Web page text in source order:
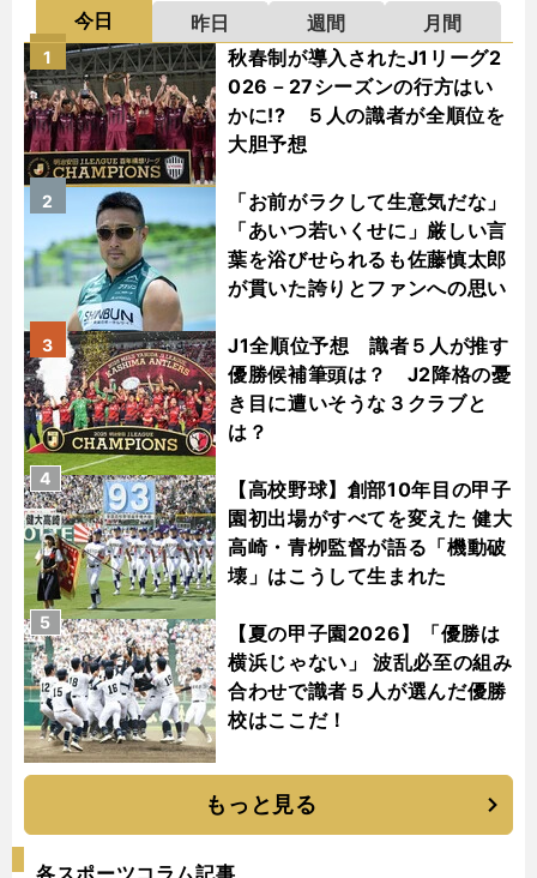
今日 昨日 週間
月間
秋春制が導入されたJ1リーグ2
026－27シーズンの行方はい
かに!? ５人の識者が全順位を
大胆予想
1
「お前がラクして生意気だな」
「あいつ若いくせに」厳しい言
葉を浴びせられるも佐藤慎太郎
が貫いた誇りとファンへの思い
2
J1全順位予想 識者５人が推す
優勝候補筆頭は？ J2降格の憂
き目に遭いそうな３クラブと
は？
3
【高校野球】創部10年目の甲子
園初出場がすべてを変えた 健大
高崎・青栁監督が語る「機動破
壊」はこうして生まれた
4
【夏の甲子園2026】「優勝は
横浜じゃない」 波乱必至の組み
合わせで識者５人が選んだ優勝
校はここだ！
5
もっと見る